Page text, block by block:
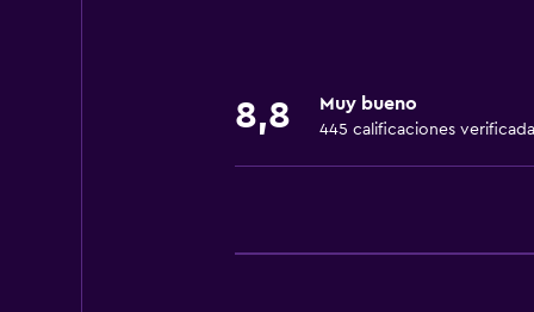
Artículos de aseo gratis
8,8 Muy bueno
445 calificaciones